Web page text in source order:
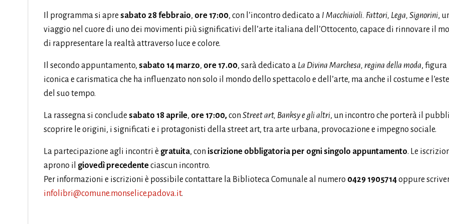
Il programma si apre sabato 28 febbraio, ore 17:00, con l’incontro dedicato a I Macchiaioli. Fattori, Lega, Signorini,
viaggio nel cuore di uno dei movimenti più significativi dell’arte italiana dell’Ottocento, capace di rinnovare il
di rappresentare la realtà attraverso luce e colore.
Il secondo appuntamento, sabato 14 marzo, ore 17.00, sarà dedicato a La Divina Marchesa, regina della moda, figura
iconica e carismatica che ha influenzato non solo il mondo dello spettacolo e dell’arte, ma anche il costume e
del suo tempo.
La rassegna si conclude sabato 18 aprile, ore 17:00,con Street art, Banksy e gli altri, un incontro che porterà il
scoprire le origini, i significati e i protagonisti della street art, tra arte urbana, provocazione e impegno sociale.
La partecipazione agli incontri è gratuita, con iscrizione obbligatoria per ogni singolo appuntamento. Le
aprono il giovedì precedenteciascun incontro.
Per informazioni e iscrizioni è possibile contattare la Biblioteca Comunale al numero 0429 1905714oppure
infolibri@comune.monselice.padova.it.